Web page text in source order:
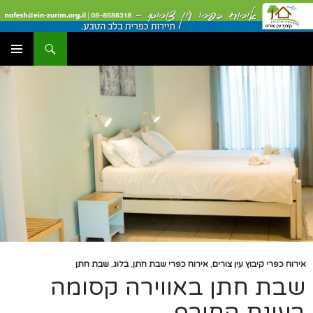
לדלג
לתוכן
תפריט
אירוח כפרי קיבוץ עין צורים, אירוח כפרי שבת חתן,בלוג, שבת חתן
שבת חתן באווירה קסומה